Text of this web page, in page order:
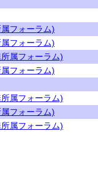
フォーラム)
フォーラム)
属フォーラム)
フォーラム)
属フォーラム)
フォーラム)
属フォーラム)